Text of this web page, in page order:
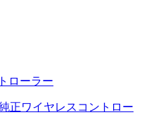
ローラー
正ワイヤレスコントロー